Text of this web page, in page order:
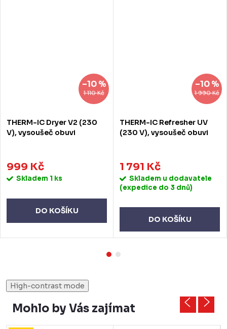
1 110 Kč
–10 %
THERM-IC Dryer V2 (230
V), vysoušeč obuvi
999 Kč
Skladem 1 ks
DO KOŠÍKU
1 990 Kč
–10 %
THERM-IC Refresher UV
(230 V), vysoušeč obuvi
1 791 Kč
Skladem u dodavatele
(expedice do 3 dnů)
DO KOŠÍKU
High-contrast mode
Mohlo by Vás zajímat